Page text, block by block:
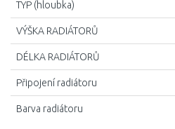
TYP (hloubka)
VÝŠKA RADIÁTORŮ
DÉLKA RADIÁTORŮ
Připojení radiátoru
Barva radiátoru